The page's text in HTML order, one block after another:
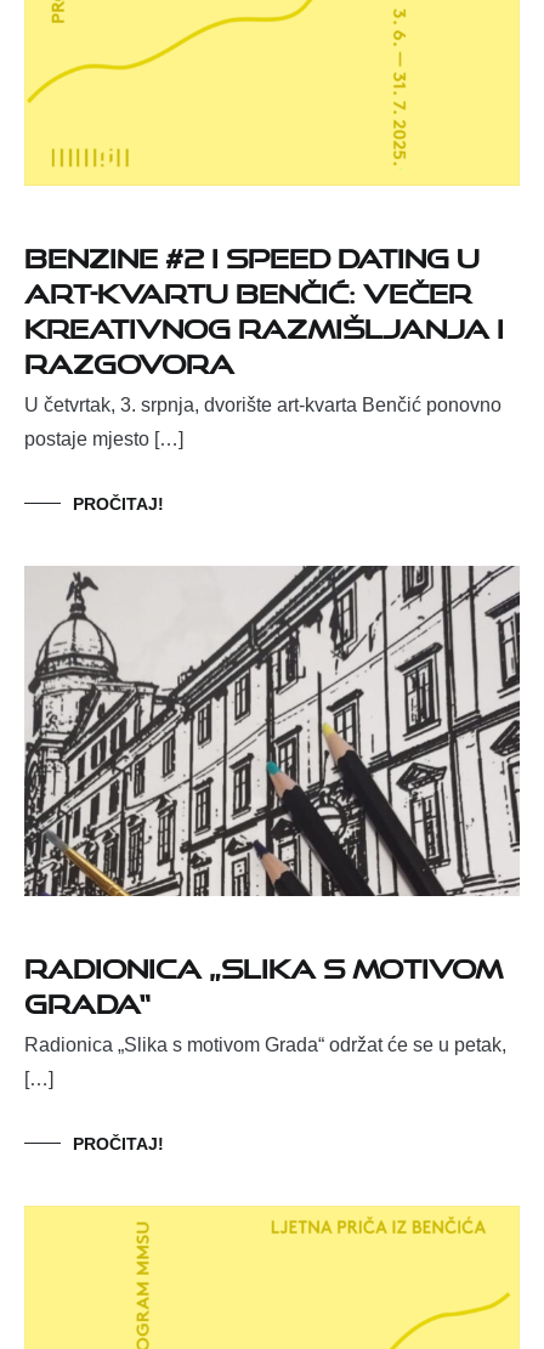
Benzine #2 i Speed dating u
art-kvartu Benčić: Večer
kreativnog razmišljanja i
razgovora
U četvrtak, 3. srpnja, dvorište art-kvarta Benčić ponovno
postaje mjesto […]
PROČITAJ!
Radionica „Slika s motivom
Grada“
Radionica „Slika s motivom Grada“ održat će se u petak,
[…]
PROČITAJ!